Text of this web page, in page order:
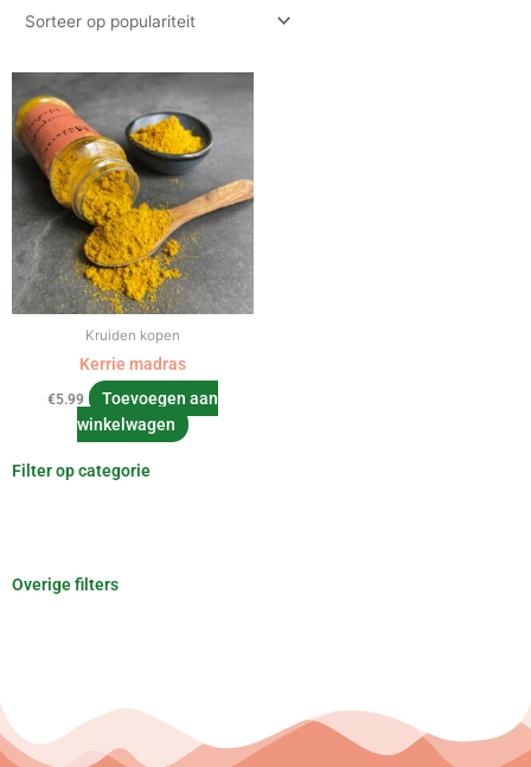
Filter op categorie
Overige filters
Kruiden kopen
Kerrie madras
€5.99
Toevoegen aan
winkelwagen